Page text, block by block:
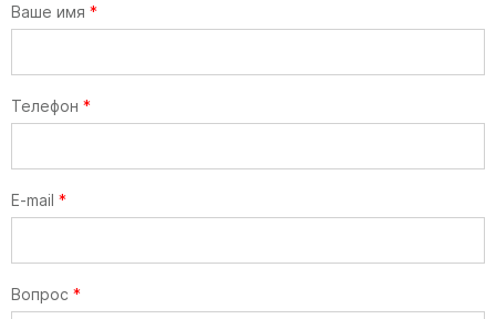
Ваше имя *
Телефон *
E-mail *
Вопрос *